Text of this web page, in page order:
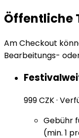
Öffentliche
Am Checkout
Bearbeitungs-
999 CZK·
Gebühr
(min. 1